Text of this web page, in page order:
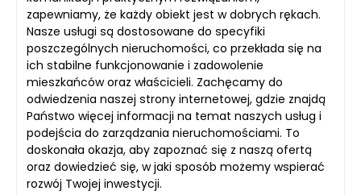
zapewniamy, że każdy obiekt jest w dobrych rękach.
Nasze usługi są dostosowane do specyfiki
poszczególnych nieruchomości, co przekłada się na
ich stabilne funkcjonowanie i zadowolenie
mieszkańców oraz właścicieli. Zachęcamy do
odwiedzenia naszej strony internetowej, gdzie znajdą
Państwo więcej informacji na temat naszych usług i
podejścia do zarządzania nieruchomościami. To
doskonała okazja, aby zapoznać się z naszą ofertą
oraz dowiedzieć się, w jaki sposób możemy wspierać
rozwój Twojej inwestycji.